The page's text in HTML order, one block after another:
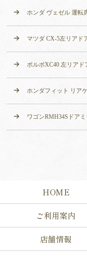
ホンダ ヴェゼル 運転
マツダ CX-5左リアド
ボルボXC40 左リアド
ホンダフィット リア
ワゴンRMH34Sドア
HOME
ご利用案内
店舗情報